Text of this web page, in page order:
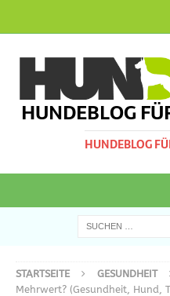
HUNDEBLOG
HUNDEBLOG
STARTSEITE GESUNDHEIT
Mehrwert? (Gesundheit, Hund,